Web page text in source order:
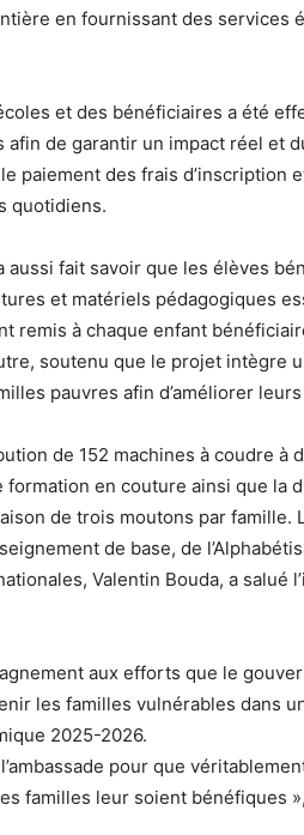
en fournissant des services
et des bénéficiaires a été
de garantir un impact réel et
paiement des frais d’inscription
quotidiens.
aussi fait savoir que les élèves
et matériels pédagogiques
remis à chaque enfant
soutenu que le projet intègre
pauvres afin d’améliorer
de 152 machines à coudre à
formation en couture ainsi que la
de trois moutons par famille.
de base, de
Valentin Bouda, a salué
aux efforts que le
les familles vulnérables dans
2025-2026.
pour que
familles leur soient bénéfiques »,